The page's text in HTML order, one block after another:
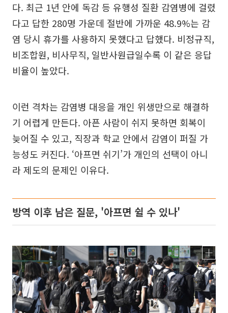
다. 최근 1년 안에 독감 등 유행성 질환 감염병에 걸렸
다고 답한 280명 가운데 절반에 가까운 48.9%는 감
염 당시 휴가를 사용하지 못했다고 답했다. 비정규직,
비조합원, 비사무직, 일반사원급일수록 이 같은 응답
비율이 높았다.
이런 격차는 감염병 대응을 개인 위생만으로 해결하
기 어렵게 만든다. 아픈 사람이 쉬지 못하면 회복이
늦어질 수 있고, 직장과 학교 안에서 감염이 퍼질 가
능성도 커진다. ‘아프면 쉬기’가 개인의 선택이 아니
라 제도의 문제인 이유다.
방역 이후 남은 질문, '아프면 쉴 수 있나'